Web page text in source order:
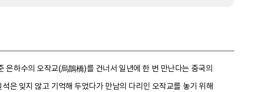
은하수의 오작교(烏鵲橋)를 건너서 일년에 한 번 만난다는 중국의
은 잊지 않고 기억해 두었다가 만남의 다리인 오작교를 놓기 위해